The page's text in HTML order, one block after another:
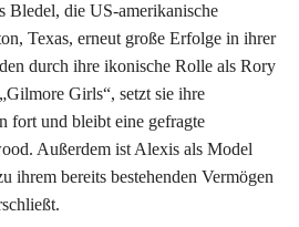
Bledel, die US-amerikanische
Texas, erneut große Erfolge in ihrer
durch ihre ikonische Rolle als Rory
Girls“, setzt sie ihre
fort und bleibt eine gefragte
Außerdem ist Alexis als Model
ihrem bereits bestehenden Vermögen